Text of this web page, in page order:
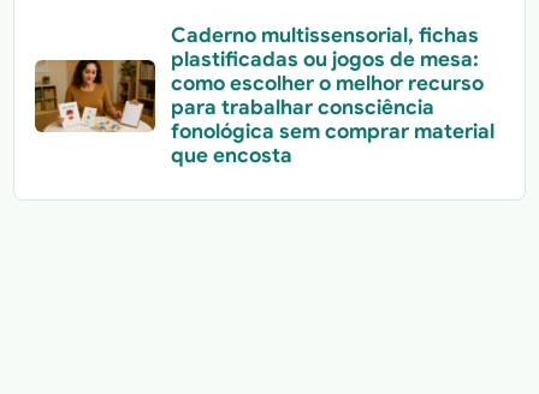
Caderno multissensorial, fichas
plastificadas ou jogos de mesa:
como escolher o melhor recurso
para trabalhar consciência
fonológica sem comprar material
que encosta